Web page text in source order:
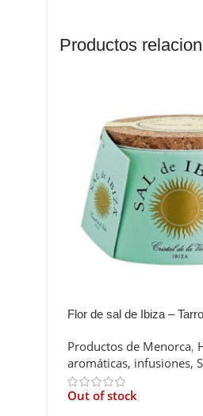
Productos
Flor de sal de Ibiza –
Productos de Menorca,
aromáticas, infusiones,
Out of stock